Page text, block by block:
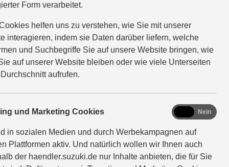
Form verarbeitet.
helfen uns zu verstehen, wie Sie mit unserer
interagieren, indem sie Daten darüber liefern, welche
und Suchbegriffe Sie auf unsere Website bringen, wie
auf unserer Website bleiben oder wie viele Unterseiten
aufrufen.
und Marketing Cookies
in sozialen Medien und durch Werbekampagnen auf
Plattformen aktiv. Und natürlich wollen wir Ihnen auch
der haendler.suzuki.de nur Inhalte anbieten, die für Sie
marketing
Nein
Ihrer
der
62, 44143 Dortmund,